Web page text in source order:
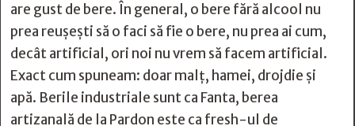
are gust de bere. În general, o bere fără alcool nu
prea reușești să o faci să fie o bere, nu prea ai cum,
decât artificial, ori noi nu vrem să facem artificial.
Exact cum spuneam: doar malț, hamei, drojdie și
apă. Berile industriale sunt ca Fanta, berea
artizanală de la Pardon este ca fresh-ul de